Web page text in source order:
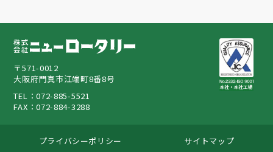
〒571-0012
大阪府門真市江端町8番8号
TEL：072-885-5521
FAX：072-884-3288
プライバシーポリシー サイトマップ